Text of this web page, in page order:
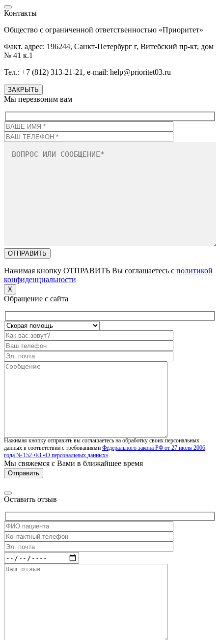
Контакты
Общество с ограниченной ответственностью «Приоритет»
Факт. адрес: 196244, Санкт-Петербург г, Витебский пр-кт, дом
№ 41 к.1
Тел.: +7 (812) 313-21-21, e-mail: help@prioritet03.ru
ЗАКРЫТЬ
Мы перезвоним вам
Нажимая кнопку ОТПРАВИТЬ Вы соглашаетесь с политикой
конфиденциальности
X
Обращение с сайта
Нажимая кнопку отправить вы соглашаетесь на обработку своих персональных
данных в соответствии с требованиями Федерального закона РФ от 27 июля 2006
года № 152-ФЗ «О персональных данных»
Мы свяжемся с Вами в ближайшее время
Оставить отзыв